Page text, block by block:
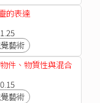
的表達
藝術
件、物質性與混合
藝術